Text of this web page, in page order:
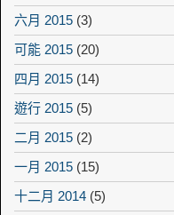
六月 2015 (3)
可能 2015 (20)
四月 2015 (14)
遊行 2015 (5)
二月 2015 (2)
一月 2015 (15)
十二月 2014 (5)